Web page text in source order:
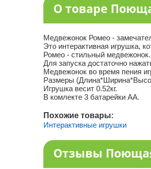
О товаре
Медвежонок Ромео -
Это интерактивная игрушка,
Ромео - стильный
Для запуска достаточно
Медвежонок во время пения
Размеры
Игрушка весит 0.52кг.
В комлекте 3 батарейки АА.
Похожие товары:
Интерактивные игрушки
Отзывы